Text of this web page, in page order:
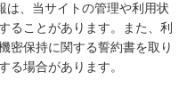
は、当サイトの管理や利用状
ることがあります。また、利
密保持に関する誓約書を取り
る場合があります。